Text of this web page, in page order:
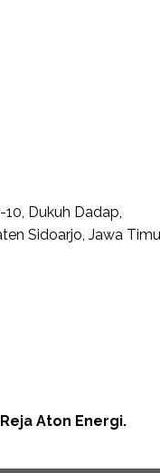
10, Dukuh Dadap,
Sidoarjo, Jawa
Aton Energi.